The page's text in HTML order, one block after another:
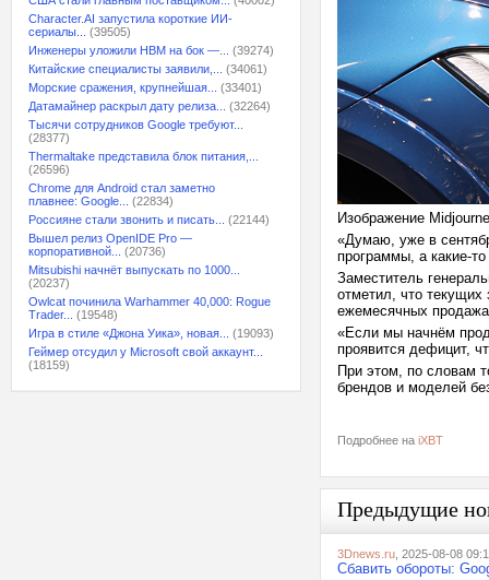
Character.AI запустила короткие ИИ-
сериалы...
(39505)
Инженеры уложили HBM на бок —...
(39274)
Китайские специалисты заявили,...
(34061)
Морские сражения, крупнейшая...
(33401)
Датамайнер раскрыл дату релиза...
(32264)
Тысячи сотрудников Google требуют...
(28377)
Thermaltake представила блок питания,...
(26596)
Chrome для Android стал заметно
плавнее: Google...
(22834)
Россияне стали звонить и писать...
(22144)
Вышел релиз OpenIDE Pro —
корпоративной...
(20736)
Mitsubishi начнёт выпускать по 1000...
(20237)
Owlcat починила Warhammer 40,000: Rogue
Trader...
(19548)
Игра в стиле «Джона Уика», новая...
(19093)
Геймер отсудил у Microsoft свой аккаунт...
(18159)
Изображение
«Думаю, уже в
программы, а какие-
Заместитель
отметил, что текущих
ежемесячных
«Если мы начнём
проявится дефицит,
При этом, по словам
брендов и моделей
Подробнее на iXBT
Предыдущие
3Dnews.ru , 2025-08-08
Сбавить обороты: